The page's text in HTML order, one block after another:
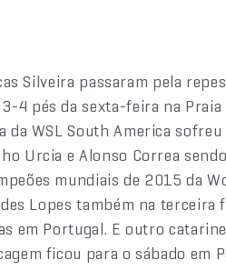
Silveira passaram pela
4 pés da sexta-feira na Praia
da WSL South America
Urcia e Alonso Correa
mundiais de 2015 da
Lopes também na terceira
em Portugal. E outro
ficou para o sábado em